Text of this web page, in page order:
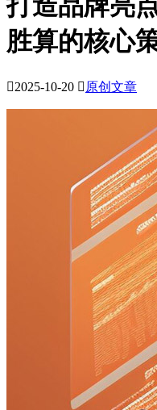
打造品牌亮
胜算的核心
2025-10-20  原创文章